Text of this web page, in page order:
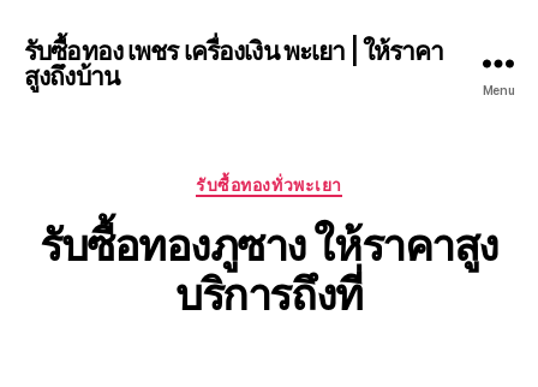
รับซื้อทอง เพชร เครื่องเงิน พะเยา | ให้ราคา
สูงถึงบ้าน
Menu
Categories
รับซื้อทองทั่วพะเยา
รับซื้อทองภูซาง ให้ราคาสูง
บริการถึงที่